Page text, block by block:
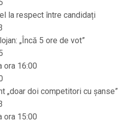
la respect între candidați
„Încă 5 ore de vot”
ora 16:00
„doar doi competitori cu șanse”
ora 15:00